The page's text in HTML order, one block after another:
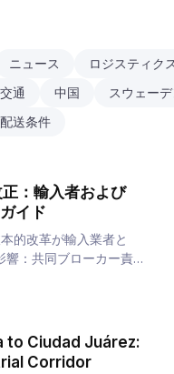
ニュース ロジスティク
交通 中国 スウェー
配送条件
：輸入者および
イド
的改革が輸入業者と
響：共同ブローカー責
入期間の短縮、最大
to Ciudad Juárez:
Corridor